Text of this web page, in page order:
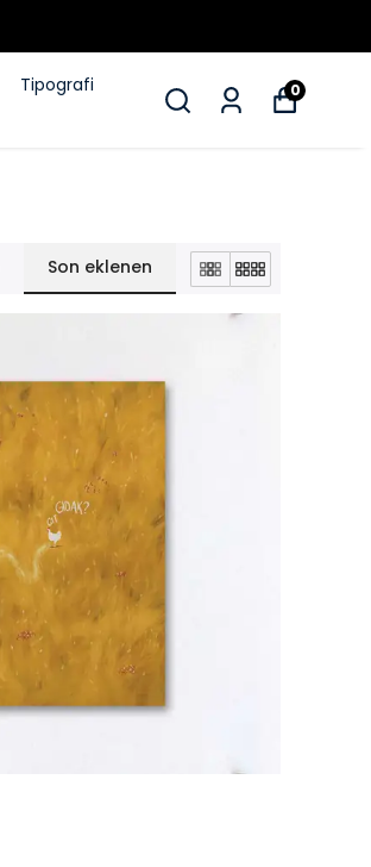
Tipografi
0
Son eklenen